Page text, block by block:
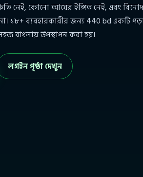
নেই, কোনো আয়ের ইঙ্গিত নেই, এবং
১৮+ ব্যবহারকারীর জন্য 440 bd একটি
বাংলায় উপস্থাপন করা হয়।
লগইন পৃষ্ঠা দেখুন